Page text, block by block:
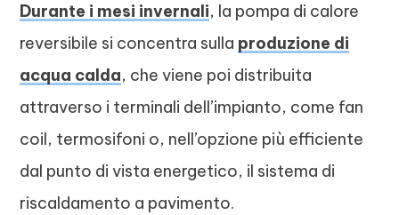
Durante i mesi invernali, la pompa di calore
reversibile si concentra sulla produzione di
acqua calda, che viene poi distribuita
attraverso i terminali dell’impianto, come fan
coil, termosifoni o, nell’opzione più efficiente
dal punto di vista energetico, il sistema di
riscaldamento a pavimento.